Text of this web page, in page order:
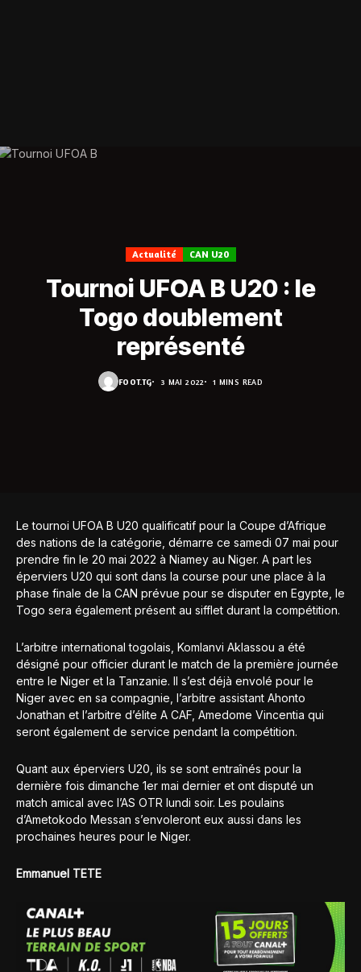
Actualité CAN U20
Tournoi UFOA B U20 : le
Togo doublement
représenté
FOOT.TG 3 MAI 2022 1 MINS READ
Le tournoi UFOA B U20 qualificatif pour la Coupe d’Afrique
des nations de la catégorie, démarre ce samedi 07 mai pour
prendre fin le 20 mai 2022 à Niamey au Niger. A part les
éperviers U20 qui sont dans la course pour une place à la
phase finale de la CAN prévue pour se disputer en Egypte, le
Togo sera également présent au sifflet durant la compétition.
L’arbitre international togolais, Komlanvi Aklassou a été
désigné pour officier durant le match de la première journée
entre le Niger et la Tanzanie. Il s’est déjà envolé pour le
Niger avec en sa compagnie, l’arbitre assistant Ahonto
Jonathan et l’arbitre d’élite A CAF, Amedome Vincentia qui
seront également de service pendant la compétition.
Quant aux éperviers U20, ils se sont entraînés pour la
dernière fois dimanche 1er mai dernier et ont disputé un
match amical avec l’AS OTR lundi soir. Les poulains
d’Ametokodo Messan s’envoleront eux aussi dans les
prochaines heures pour le Niger.
Emmanuel TETE